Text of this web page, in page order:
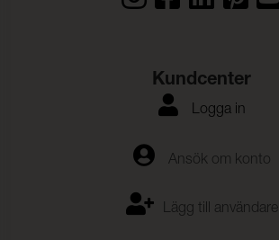
Kundcenter
Logga in
Ansök om konto
Lägg till användare